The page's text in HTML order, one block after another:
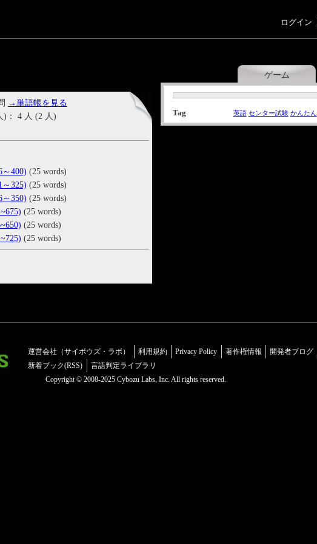
ログイン
ゲーム
Tag 英語 センター試験 かんたん
→単語帳を見る
)： 4 人 (2 人)
400) (25 words)
325) (25 words)
350) (25 words)
(25 words)
(25 words)
(25 words)
運営会社（サイボウズ・ラボ） 利用規約 Privacy Policy 著作権情報 開発者ブログ
新着ブック(RSS)
言語判定ライブラリ
Copyright © 2008-2025 Cybozu Labs, Inc. All rights reserved.